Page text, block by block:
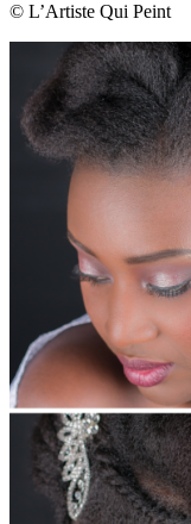
© L’Artiste Qui Peint